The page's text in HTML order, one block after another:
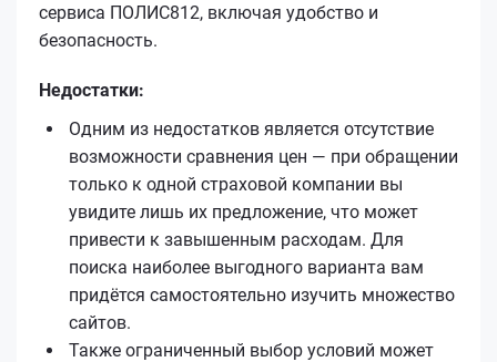
сервиса ПОЛИС812, включая удобство и
безопасность.
Недостатки:
Одним из недостатков является отсутствие
возможности сравнения цен — при обращении
только к одной страховой компании вы
увидите лишь их предложение, что может
привести к завышенным расходам. Для
поиска наиболее выгодного варианта вам
придётся самостоятельно изучить множество
сайтов.
Также ограниченный выбор условий может